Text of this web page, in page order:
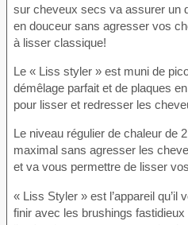
sur cheveux secs va assurer un
en douceur sans agresser vos
à lisser classique!
Le « Liss styler » est muni de
démêlage parfait et de plaques
pour lisser et redresser les
Le niveau régulier de chaleur de
maximal sans agresser les
et va vous permettre de lisser
« Liss Styler » est l’appareil qu’il
finir avec les brushings